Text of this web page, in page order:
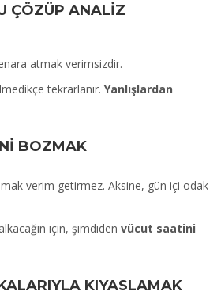
ÇÖZÜP ANALİZ
atmak verimsizdir.
tekrarlanır. Yanlışlardan
BOZMAK
verim getirmez. Aksine, gün içi odak
için, şimdiden vücut saatini
KIYASLAMAK